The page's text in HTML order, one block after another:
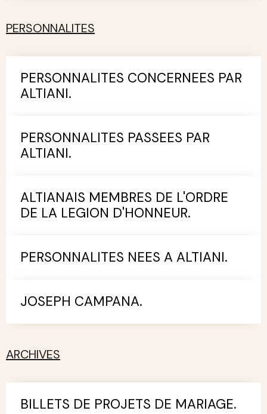
PERSONNALITES
PERSONNALITES CONCERNEES PAR
ALTIANI.
PERSONNALITES PASSEES PAR
ALTIANI.
ALTIANAIS MEMBRES DE L'ORDRE
DE LA LEGION D'HONNEUR.
PERSONNALITES NEES A ALTIANI.
JOSEPH CAMPANA.
ARCHIVES
BILLETS DE PROJETS DE MARIAGE.